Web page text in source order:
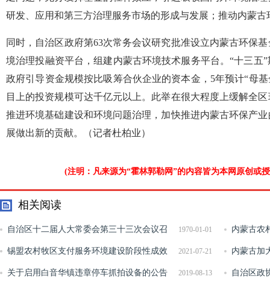
研发、应用和第三方治理服务市场的形成与发展；推动内蒙古
同时，自治区政府第63次常务会议研究批准设立内蒙古环保
境治理投融资平台，组建内蒙古环境技术服务平台。“十三五
政府引导资金规模按比吸筹合伙企业的资本金，5年预计“母
目上的投资规模可达千亿元以上。此举在很大程度上缓解全
推进环境基础建设和环境问题治理，加快推进内蒙古环保产
展做出新的贡献。（记者杜柏业）
(注明：凡来源为“霍林郭勒网”的内容皆为本网原创或
相关阅读
1970-01-01
自治区十二届人大常委会第三十三次会议召
开联组会议进行专题询问
内蒙古农
2021-07-21
锡盟农村牧区支付服务环境建设阶段性成效
显著
内蒙古加
未成年人合
2019-08-13
关于启用白音华镇违章停车抓拍设备的公告 自治区政